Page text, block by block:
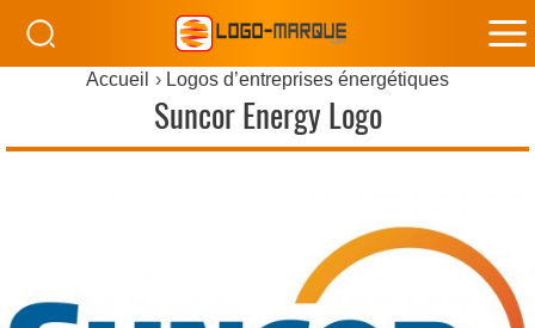
Accueil Logos d’entreprises énergétiques
Suncor Energy Logo